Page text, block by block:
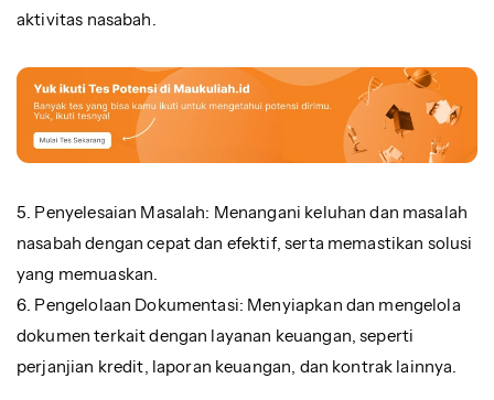
aktivitas nasabah.
5. Penyelesaian Masalah: Menangani keluhan dan masalah
nasabah dengan cepat dan efektif, serta memastikan solusi
yang memuaskan.
6. Pengelolaan Dokumentasi: Menyiapkan dan mengelola
dokumen terkait dengan layanan keuangan, seperti
perjanjian kredit, laporan keuangan, dan kontrak lainnya.